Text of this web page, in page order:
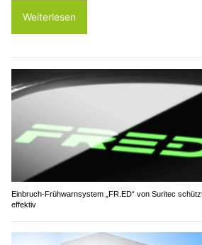
Weiterlesen
Einbruch-Frühwarnsystem „FR.ED“ von Suritec
effektiv